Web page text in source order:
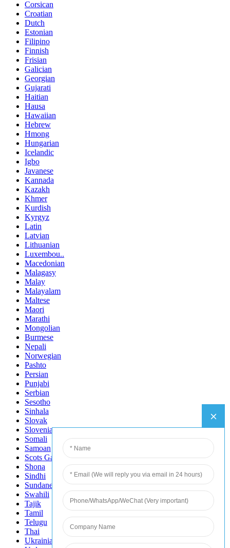
Corsican
Croatian
Dutch
Estonian
Filipino
Finnish
Frisian
Galician
Georgian
Gujarati
Haitian
Hausa
Hawaiian
Hebrew
Hmong
Hungarian
Icelandic
Igbo
Javanese
Kannada
Kazakh
Khmer
Kurdish
Kyrgyz
Latin
Latvian
Lithuanian
Luxembou..
Macedonian
Malagasy
Malay
Malayalam
Maltese
Maori
Marathi
Mongolian
Burmese
Nepali
Norwegian
Pashto
Persian
Punjabi
Serbian
Sesotho
Sinhala
Slovak
Slovenian
Somali
Samoan
Scots Gaelic
Shona
Sindhi
Sundanese
Swahili
Tajik
Tamil
Telugu
Thai
Ukrainian